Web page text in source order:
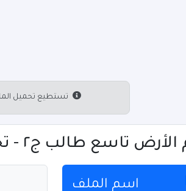
تستطيع تحميل
تاسع طالب ج٢ - تحميل
اسم الملف